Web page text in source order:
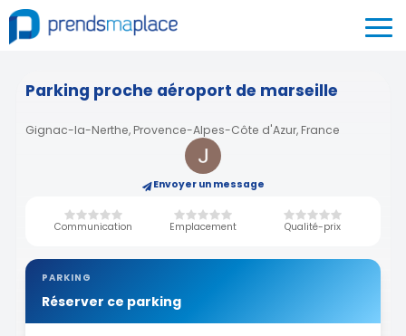
Parking proche aéroport de marseille
Gignac-la-Nerthe, Provence-Alpes-Côte d'Azur, France
Envoyer un message
Communication Emplacement Qualité-prix
PARKING
Réserver ce parking